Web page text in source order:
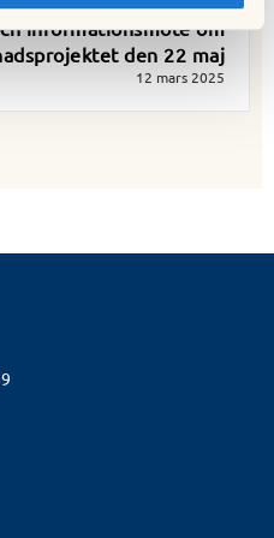
informationsmöte om
den 22 maj
12 mars 2025